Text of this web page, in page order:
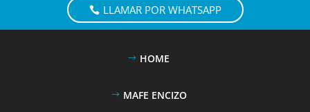
LLAMAR POR WHATSAPP
HOME
MAFE ENCIZO